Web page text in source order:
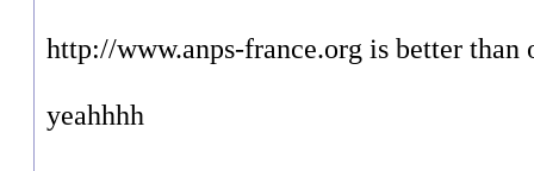
http://www.anps-france.org is better than
yeahhhh